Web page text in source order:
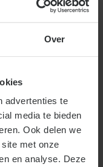
Over
advertenties te
media te bieden
Ook delen we
met onze
en analyse. Deze